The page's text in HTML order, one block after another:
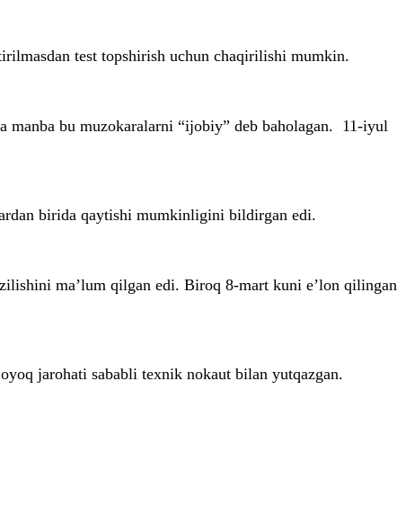
test topshirish uchun chaqirilishi mumkin.
manba bu muzokaralarni “ijobiy” deb baholagan. 11-iyul
birida qaytishi mumkinligini bildirgan edi.
ma’lum qilgan edi. Biroq 8-mart kuni e’lon qilingan
jarohati sababli texnik nokaut bilan yutqazgan.